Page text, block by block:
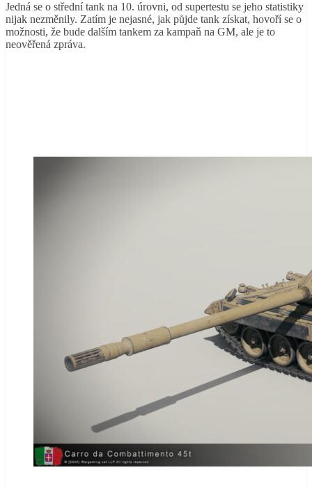
Jedná se o střední tank na 10. úrovni, od supertestu se jeho statistiky
nijak nezměnily. Zatím je nejasné, jak půjde tank získat, hovoří se o
možnosti, že bude dalším tankem za kampaň na GM, ale je to
neověřená zpráva.